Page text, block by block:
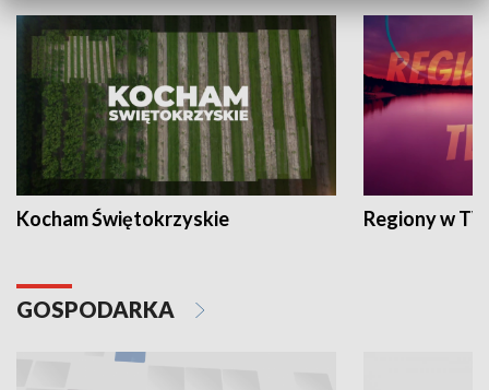
Kocham Świętokrzyskie Regiony w
GOSPODARKA